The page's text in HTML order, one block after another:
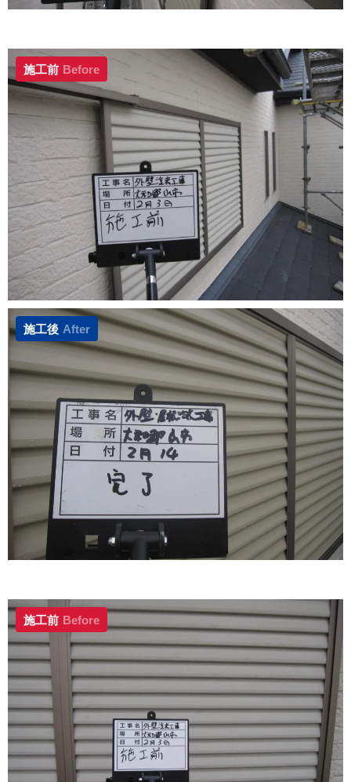
施工前 Before
施工後 After
施工前 Before